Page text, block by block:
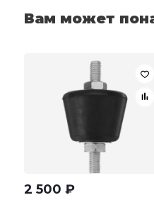
Вам может
2 500 ₽